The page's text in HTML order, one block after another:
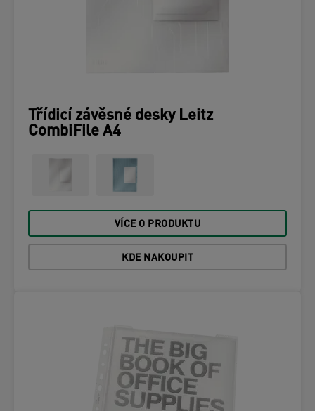
Třídicí závěsné desky Leitz
CombiFile A4
VÍCE O PRODUKTU
KDE NAKOUPIT